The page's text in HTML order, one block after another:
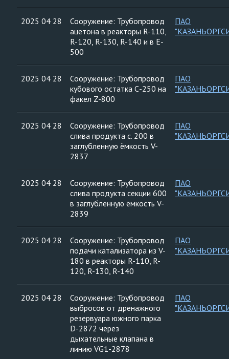
2025 04 28
Сооружение: Трубопровод
ацетона в реакторы R-110,
R-120, R-130, R-140 и в E-
500
ПАО
2025 04 28
Сооружение: Трубопровод
кубового остатка С-250 на
факел Z-800
ПАО
2025 04 28
Сооружение: Трубопровод
слива продукта с. 200 в
заглубленную ёмкость V-
2837
ПАО
2025 04 28
Сооружение: Трубопровод
слива продукта секции 600
в заглубленную ёмкость V-
2839
ПАО
2025 04 28
Сооружение: Трубопровод
подачи катализатора из V-
180 в реакторы R-110, R-
120, R-130, R-140
ПАО
2025 04 28
Сооружение: Трубопровод
выбросов от дренажного
резервуара южного парка
D-2872 через
дыхательные клапана в
линию VG1-2878
ПАО